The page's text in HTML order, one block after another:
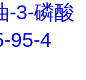
-3-磷酸
95-4